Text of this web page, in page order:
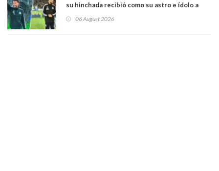
su hinchada recibió como su astro e ídolo a
06 August 2026